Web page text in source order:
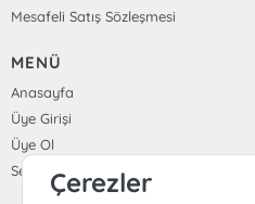
Mesafeli Satış Sözleşmesi
MENÜ
Anasayfa
Üye Girişi
Üye Ol
SepetimÇerezler